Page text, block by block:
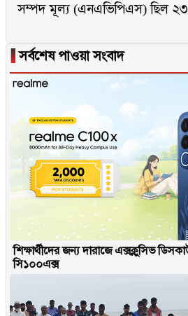
সম্পদ মূল্য (এনএভিপিএস) ছিল
▐সর্বশেষ পাওয়া সংবাদ
শিক্ষার্থীদের জন্য দারাজে এক্সক্লুসিভ
সি১০০এক্স